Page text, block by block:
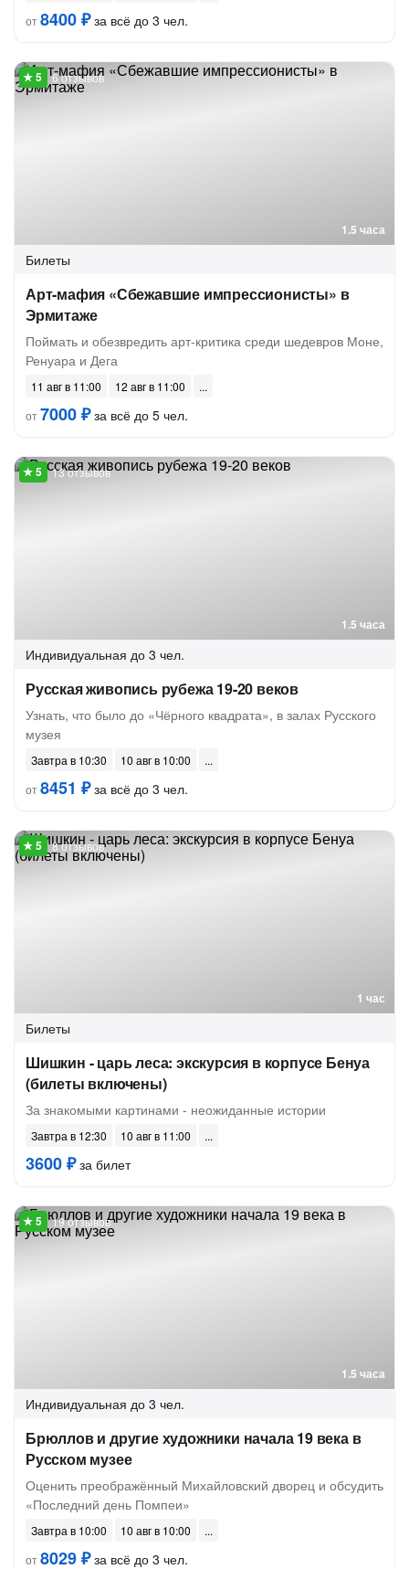
от8400 ₽за всё до 3 чел.
1.5 часа
6 отзывов
Билеты
Арт-мафия «Сбежавшие импрессионисты» в
Эрмитаже
Поймать и обезвредить арт-критика среди шедевров Моне,
Ренуара и Дега
11 авг в 11:00
12 авг в 11:00
от7000 ₽за всё до 5 чел.
1.5 часа
13 отзывов
Индивидуальная до 3 чел.
Русская живопись рубежа 19-20 веков
Узнать, что было до «Чёрного квадрата», в залах Русского
музея
Завтра в 10:30
10 авг в 10:00
от8451 ₽за всё до 3 чел.
1 час
8 отзывов
Билеты
Шишкин - царь леса: экскурсия в корпусе Бенуа
(билеты включены)
За знакомыми картинами - неожиданные истории
Завтра в 12:30 10 авг в 11:00
3600 ₽за билет
1.5 часа
19 отзывов
Индивидуальная до 3 чел.
Брюллов и другие художники начала 19 века в
Русском музее
Оценить преображённый Михайловский дворец и обсудить
«Последний день Помпеи»
Завтра в 10:00
10 авг в 10:00
от8029 ₽за всё до 3 чел.